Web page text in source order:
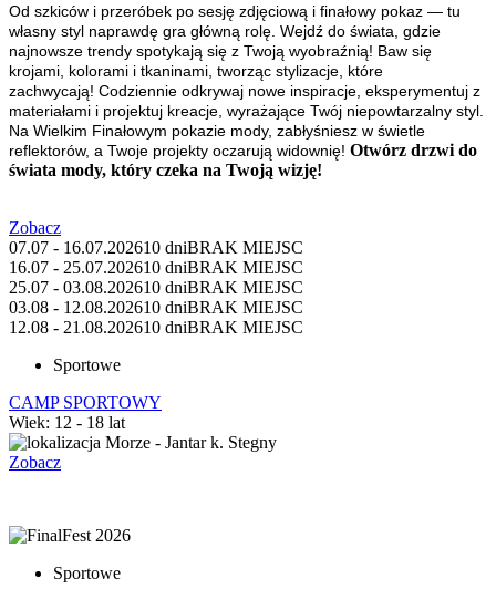
Od szkiców i przeróbek po sesję zdjęciową i finałowy pokaz — tu
własny styl naprawdę gra główną rolę. Wejdź do świata, gdzie
najnowsze trendy spotykają się z Twoją wyobraźnią! Baw się
krojami, kolorami i tkaninami, tworząc stylizacje, które
zachwycają! Codziennie odkrywaj nowe inspiracje, eksperymentuj z
materiałami i projektuj kreacje, wyrażające Twój niepowtarzalny styl.
Na Wielkim Finałowym pokazie mody, zabłyśniesz w świetle
reflektorów, a Twoje projekty oczarują widownię! Otwórz drzwi do
świata mody, który czeka na Twoją wizję!
Zobacz
07.07 - 16.07.202610 dniBRAK MIEJSC
16.07 - 25.07.202610 dniBRAK MIEJSC
25.07 - 03.08.202610 dniBRAK MIEJSC
03.08 - 12.08.202610 dniBRAK MIEJSC
12.08 - 21.08.202610 dniBRAK MIEJSC
Sportowe
CAMP SPORTOWY
Wiek: 12 - 18 lat
Morze - Jantar k. Stegny
Zobacz
Sportowe